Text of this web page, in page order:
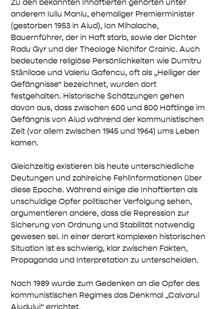
Zu den bekannten Inhaftierten gehörten unter
anderem Iuliu Maniu, ehemaliger Premierminister
(gestorben 1953 in Aiud), Ion Mihalache,
Bauernführer, der in Haft starb, sowie der Dichter
Radu Gyr und der Theologe Nichifor Crainic. Auch
bedeutende religiöse Persönlichkeiten wie Dumitru
Stăniloae und Valeriu Gafencu, oft als „Heiliger der
Gefängnisse“ bezeichnet, wurden dort
festgehalten. Historische Schätzungen gehen
davon aus, dass zwischen 600 und 800 Häftlinge im
Gefängnis von Aiud während der kommunistischen
Zeit (vor allem zwischen 1945 und 1964) ums Leben
kamen.
Gleichzeitig existieren bis heute unterschiedliche
Deutungen und zahlreiche Fehlinformationen über
diese Epoche. Während einige die Inhaftierten als
unschuldige Opfer politischer Verfolgung sehen,
argumentieren andere, dass die Repression zur
Sicherung von Ordnung und Stabilität notwendig
gewesen sei. In einer derart komplexen historischen
Situation ist es schwierig, klar zwischen Fakten,
Propaganda und Interpretation zu unterscheiden.
Nach 1989 wurde zum Gedenken an die Opfer des
kommunistischen Regimes das Denkmal „Calvarul
Aiudului“ errichtet.